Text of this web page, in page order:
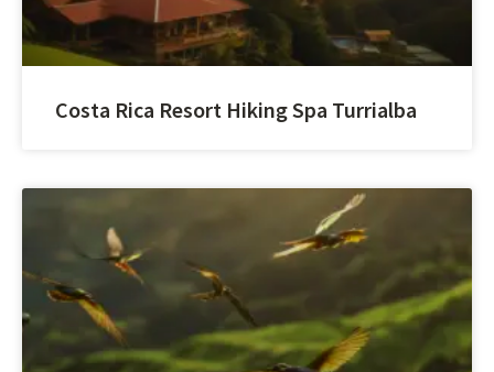
Costa Rica Resort Hiking Spa Turrialba